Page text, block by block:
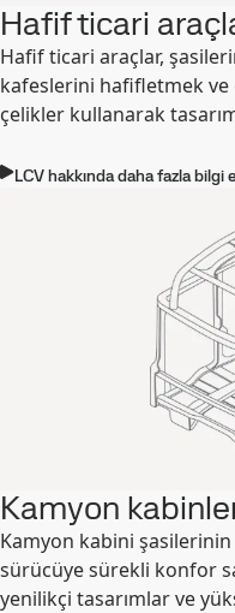
Hafif ticari
Hafif ticari araçlar,
kafeslerini hafifletmek ve
çelikler kullanarak
LCV hakkında daha fazla bilgi
Kamyon
Kamyon kabini şasilerinin
sürücüye sürekli konfor
yenilikçi tasarımlar ve